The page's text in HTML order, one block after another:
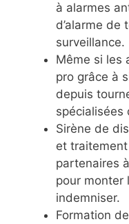
à alarmes
d’alarme de
surveillance.
Même si les
pro grâce à
depuis
spécialisées
Sirène de
et
partenaires
pour monter
indemniser.
Formation